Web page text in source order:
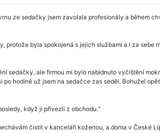
ze sedačky jsem zavolala profesionály a během
protože byla spokojená s jejich službami a i za sebe
sedačky, ale firmou mi bylo nabídnuto vyčištění
po hodině už jsem na sedačce zas seděl. Bohužel
když ji přivezli z obchodu.
čistit v kanceláři koženou, a doma v České